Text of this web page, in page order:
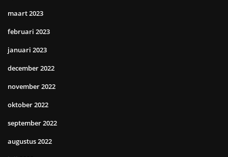
maart 2023
februari 2023
januari 2023
december 2022
november 2022
oktober 2022
september 2022
augustus 2022